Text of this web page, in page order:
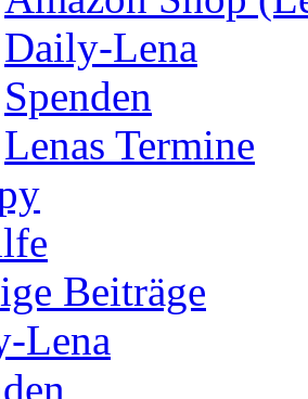
Daily-Lena
Spenden
Lenas Termine
Beiträge
Lena